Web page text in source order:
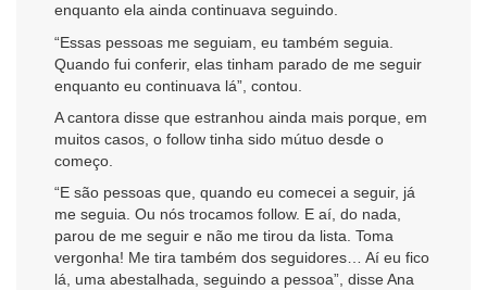
enquanto ela ainda continuava seguindo.
“Essas pessoas me seguiam, eu também seguia.
Quando fui conferir, elas tinham parado de me seguir
enquanto eu continuava lá”, contou.
A cantora disse que estranhou ainda mais porque, em
muitos casos, o follow tinha sido mútuo desde o
começo.
“E são pessoas que, quando eu comecei a seguir, já
me seguia. Ou nós trocamos follow. E aí, do nada,
parou de me seguir e não me tirou da lista. Toma
vergonha! Me tira também dos seguidores… Aí eu fico
lá, uma abestalhada, seguindo a pessoa”, disse Ana